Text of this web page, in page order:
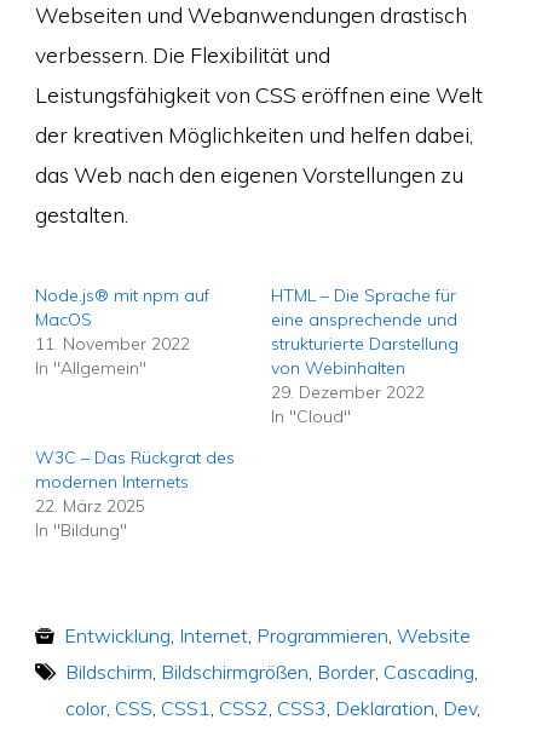
Webseiten und Webanwendungen drastisch
verbessern. Die Flexibilität und
Leistungsfähigkeit von CSS eröffnen eine Welt
der kreativen Möglichkeiten und helfen dabei,
das Web nach den eigenen Vorstellungen zu
gestalten.
Node.js® mit npm auf
MacOS
11. November 2022
In "Allgemein"
HTML – Die Sprache für
eine ansprechende und
strukturierte Darstellung
von Webinhalten
29. Dezember 2022
In "Cloud"
W3C – Das Rückgrat des
modernen Internets
22. März 2025
In "Bildung"
Entwicklung, Internet, Programmieren, Website
Bildschirm, Bildschirmgrößen, Border, Cascading,
color, CSS, CSS1, CSS2, CSS3, Deklaration, Dev,